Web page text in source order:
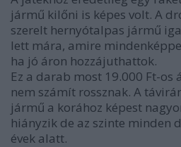
jármű kilőni is képes volt. A
szerelt hernyótalpas jármű
lett mára, amire
ha jó áron hozzájuthattok.
Ez a darab most 19.000 Ft-os
nem számít rossznak. A
jármű a korához képest
hiányzik de az szinte minden
évek alatt.